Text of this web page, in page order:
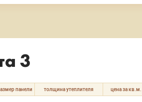
3
панели толщина утеплителя цена за кв.м.